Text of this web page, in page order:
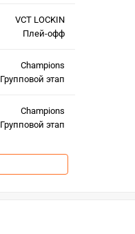
VCT LOCKIN
Плей-офф
Champions
Групповой этап
Champions
Групповой этап